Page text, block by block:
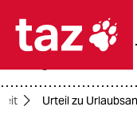

Urteil zu